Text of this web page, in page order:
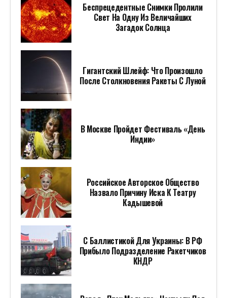
Беспрецедентные Снимки Пролили
Свет На Одну Из Величайших
Загадок Солнца
Гигантский Шлейф: Что Произошло
После Столкновения Ракеты С Луной
В Москве Пройдет Фестиваль «День
Индии»
Российское Авторское Общество
Назвало Причину Иска К Театру
Кадышевой
С Баллистикой Для Украины: В РФ
Прибыло Подразделение Ракетчиков
КНДР